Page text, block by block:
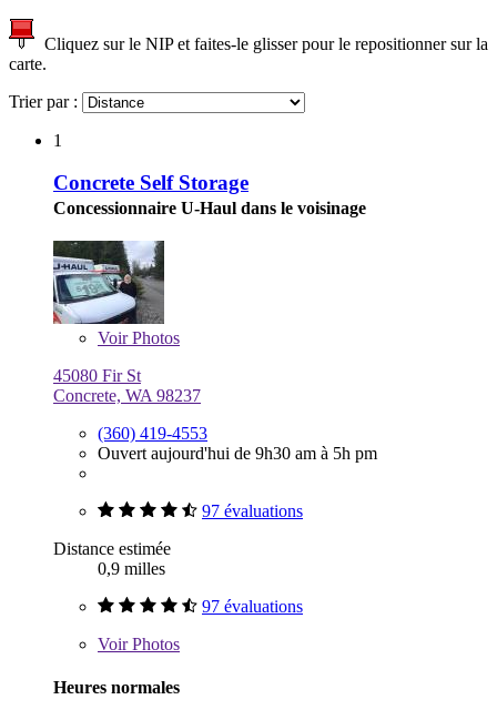
Cliquez sur le NIP et faites-le glisser pour le repositionner sur la
carte.
Trier par :
1
Concrete Self Storage
Concessionnaire U-Haul dans le voisinage
VoirPhotos
45080 Fir St
Concrete, WA 98237
(360) 419-4553
Ouvert aujourd'hui de 9h30 am à 5h pm
97 évaluations
Distance estimée
0,9 milles
97 évaluations
VoirPhotos
Heures normales